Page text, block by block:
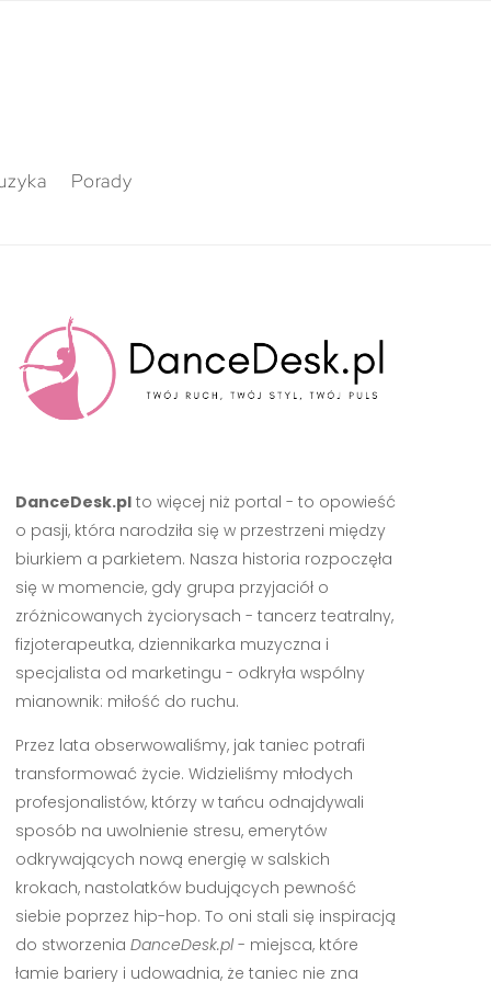
Porady
DanceDesk.plto więcej niż portal - to opowieść
o pasji, która narodziła się w przestrzeni między
biurkiem a parkietem. Nasza historia rozpoczęła
się w momencie, gdy grupa przyjaciół o
zróżnicowanych życiorysach - tancerz teatralny,
fizjoterapeutka, dziennikarka muzyczna i
specjalista od marketingu - odkryła wspólny
mianownik: miłość do ruchu.
Przez lata obserwowaliśmy, jak taniec potrafi
transformować życie. Widzieliśmy młodych
profesjonalistów, którzy w tańcu odnajdywali
sposób na uwolnienie stresu, emerytów
odkrywających nową energię w salskich
krokach, nastolatków budujących pewność
siebie poprzez hip-hop. To oni stali się inspiracją
do stworzenia DanceDesk.pl- miejsca, które
łamie bariery i udowadnia, że taniec nie zna